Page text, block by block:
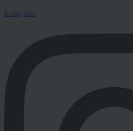
Instagram